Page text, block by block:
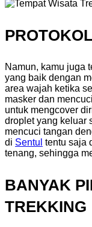
Namun, kamu juga
yang baik dengan
area wajah ketika
masker dan
untuk mengcover
droplet yang keluar
mencuci tangan
di Sentul tentu saja
tenang, sehingga
BANYAK
TREKKING